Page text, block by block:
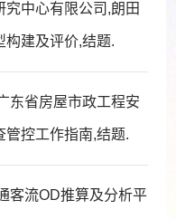
中心有限公司,朗田
构建及评价,结题.
东省房屋市政工程安
管控工作指南,结题.
客流OD推算及分析平